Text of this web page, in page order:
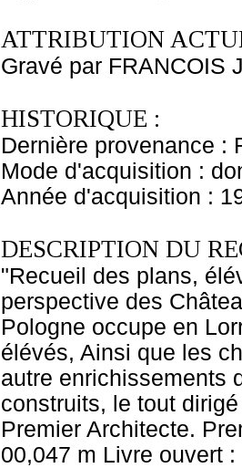
ATTRIBUTION
Gravé par FRANCOIS
HISTORIQUE :
Dernière provenance :
Mode d'acquisition :
Année d'acquisition :
DESCRIPTION DU
"Recueil des plans,
perspective des
Pologne occupe en
élévés, Ainsi que les
autre enrichissements
construits, le tout
Premier Architecte.
00,047 m Livre ouvert